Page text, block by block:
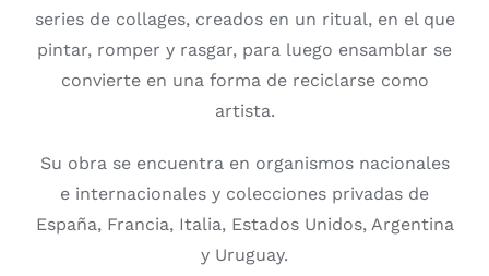
series de collages, creados en un ritual, en el que
pintar, romper y rasgar, para luego ensamblar se
convierte en una forma de reciclarse como
artista.
Su obra se encuentra en organismos nacionales
e internacionales y colecciones privadas de
España, Francia, Italia, Estados Unidos, Argentina
y Uruguay.